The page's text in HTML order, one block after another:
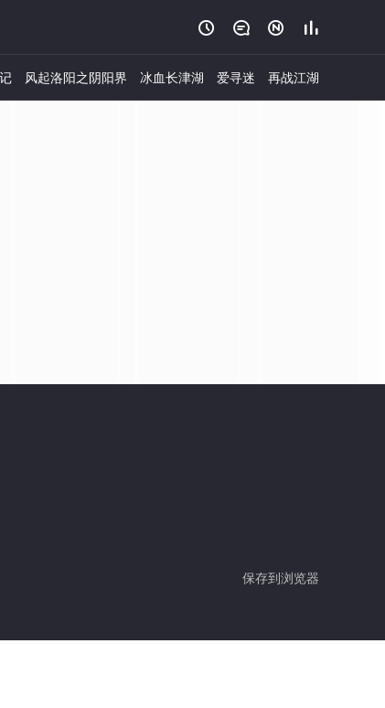
   
风起洛阳之阴阳界 冰血长津湖 爱寻迷 再战江湖
保存到浏览器